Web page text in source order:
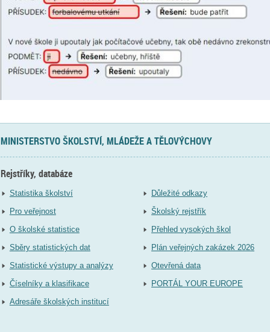
MINISTERSTVO ŠKOLSTVÍ, MLÁDEŽE A TĚLOVÝCHOVY
Rejstříky, databáze
Statistika školství
Pro veřejnost
O školské statistice
Sběry statistických dat
Statistické výstupy a analýzy
Číselníky a klasifikace
Adresáře školských institucí
Důležité odkazy
Školský rejstřík
Přehled vysokých škol
Plán veřejných zakázek 2026
Otevřená data
PORTÁL YOUR EUROPE